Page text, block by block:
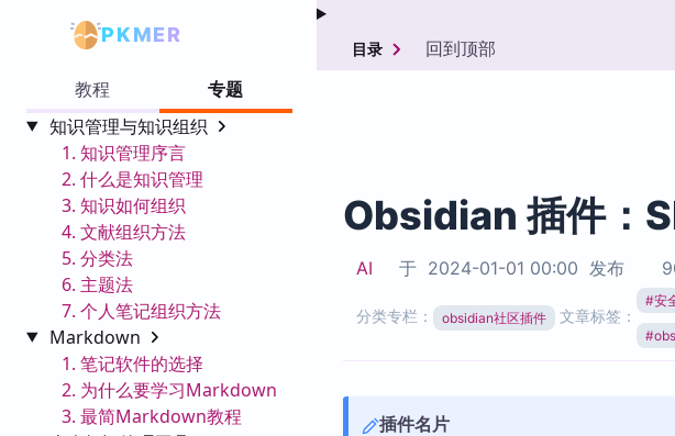
PKMER
教程
专题
知识管理与知识组织
1. 知识管理序言
2. 什么是知识管理
3. 知识如何组织
4. 文献组织方法
5. 分类法
6. 主题法
7. 个人笔记组织方法
Markdown
1. 笔记软件的选择
2. 为什么要学习Markdown
3. 最简Markdown教程
目录 回到顶部
Obsidian 插件：
AI 于 2024-01-01 00:00 发布
分类专栏： obsidian社区插件 文章标签：
#安
#
插件名片